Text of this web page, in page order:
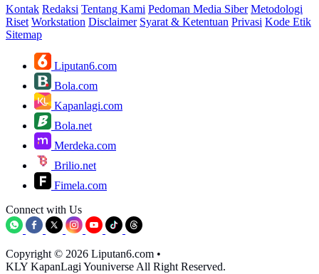
Kontak Redaksi Tentang Kami Pedoman Media Siber Metodologi
Riset Workstation Disclaimer Syarat & Ketentuan Privasi Kode Etik
Sitemap
Liputan6.com
Bola.com
Kapanlagi.com
Bola.net
Merdeka.com
Brilio.net
Fimela.com
Connect with Us
Copyright © 2026 Liputan6.com •
KLY KapanLagi Youniverse All Right Reserved.